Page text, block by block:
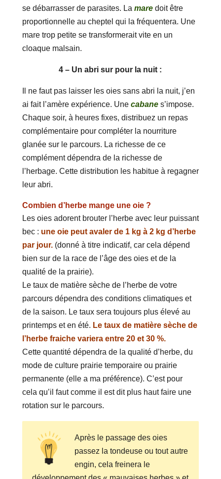
se débarrasser de parasites. La maredoit être
proportionnelle au cheptel qui la fréquentera. Une
mare trop petite se transformerait vite en un
cloaque malsain.
4 – Un abri sur pour la nuit :
Il ne faut pas laisser les oies sans abri la nuit, j’en
ai fait l’amère expérience. Une cabanes’impose.
Chaque soir, à heures fixes, distribuez un repas
complémentaire pour compléter la nourriture
glanée sur le parcours. La richesse de ce
complément dépendra de la richesse de
l’herbage. Cette distribution les habitue à regagner
leur abri.
Combien d’herbe mange une oie ?
Les oies adorent brouter l’herbe avec leur puissant
bec : une oie peut avaler de 1 kg à 2 kg d’herbe
par jour. (donné à titre indicatif, car cela dépend
bien sur de la race de l’âge des oies et de la
qualité de la prairie).
Le taux de matière sèche de l’herbe de votre
parcours dépendra des conditions climatiques et
de la saison. Le taux sera toujours plus élevé au
printemps et en été. Le taux de matière sèche de
l’herbe fraiche variera entre 20 et 30 %.
Cette quantité dépendra de la qualité d’herbe, du
mode de culture prairie temporaire ou prairie
permanente (elle a ma préférence). C’est pour
cela qu’il faut comme il est dit plus haut faire une
rotation sur le parcours.
Après le passage des oies
passez la tondeuse ou tout autre
engin, cela freinera le